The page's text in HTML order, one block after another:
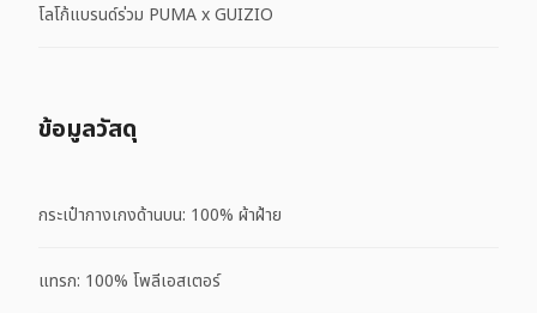
โลโก้แบรนด์ร่วม PUMA x GUIZIO
ข้อมูลวัสดุ
กระเป๋ากางเกงด้านบน: 100% ผ้าฝ้าย
แทรก: 100% โพลีเอสเตอร์